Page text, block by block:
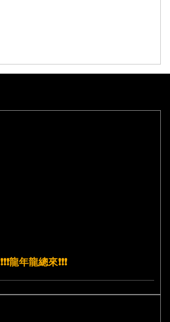
❗️❗️❗️龍年龍總來❗️❗️❗️